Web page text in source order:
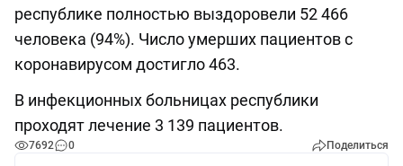
республике полностью выздоровели 52 466
человека (94%). Число умерших пациентов с
коронавирусом достигло 463.
В инфекционных больницах республики
проходят лечение 3 139 пациентов.
7692 0 Поделиться